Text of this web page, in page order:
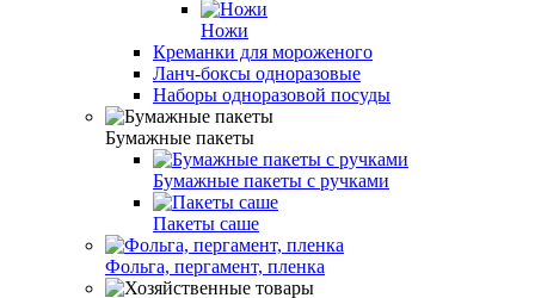
Ножи
Креманки для мороженого
Ланч-боксы одноразовые
Наборы одноразовой посуды
Бумажные пакеты
Бумажные пакеты с ручками
Пакеты саше
Фольга, пергамент, пленка